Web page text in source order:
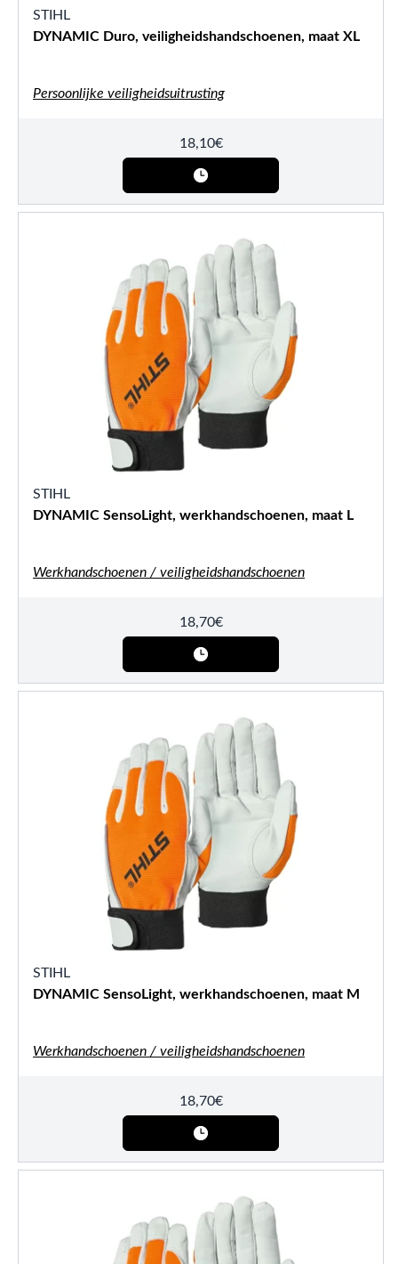
STIHL
DYNAMIC Duro, veiligheidshandschoenen, maat XL
Persoonlijke veiligheidsuitrusting
18,10€
STIHL
DYNAMIC SensoLight, werkhandschoenen, maat L
Werkhandschoenen / veiligheidshandschoenen
18,70€
STIHL
DYNAMIC SensoLight, werkhandschoenen, maat M
Werkhandschoenen / veiligheidshandschoenen
18,70€